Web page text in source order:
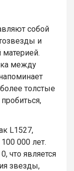
собой
и
между
толстые
L1527,
000 лет.
что является
звезды,